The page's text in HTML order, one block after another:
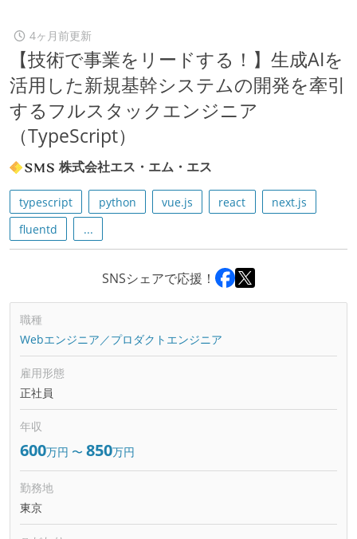
4ヶ月前更新
【技術で事業をリードする！】生成AIを
活用した新規基幹システムの開発を牽引
するフルスタックエンジニア
（TypeScript）
株式会社エス・エム・エス
typescript python vue.js react
next.js
fluentd
...
SNSシェアで応援！
職種
Webエンジニア／プロダクトエンジニア
雇用形態
正社員
年収
600万円 〜 850万円
勤務地
東京